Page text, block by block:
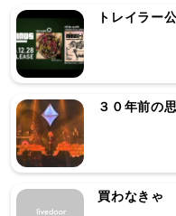
トレイラー
３０年前の
買わなきゃ